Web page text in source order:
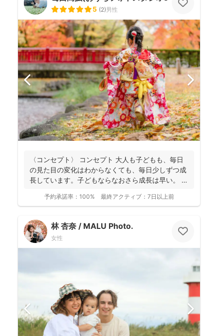
5 (2)男性
〈コンセプト〉 コンセプト 大人も子どもも、毎日
の見た目の変化はわからなくても、毎日少しずつ成
長しています。子どもならなおさら成長は早い。
予約承諾率： 100% 最終アクティブ： 7日以上前
林 杏奈 / MALU Photo.
女性